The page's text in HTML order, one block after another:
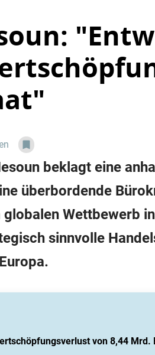
beklagt eine
überbordende
Wettbewerb
sinnvolle
von 8,44 Mrd.